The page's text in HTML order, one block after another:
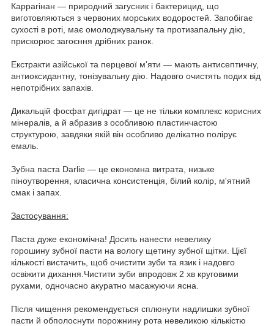
Каррагінан — природний загусник і бактерицид, що
виготовляються з червоних морських водоростей. Запобігає
сухості в роті, має омолоджувальну та протизапальну дію,
прискорює загоєння дрібних ранок.
Екстракти азійської та перцевої м'яти — мають антисептичну,
антиоксидантну, тонізувальну дію. Надовго очистять подих від
непотрібних запахів.
Дикальцій фосфат дигідрат — це не тільки комплекс корисних
мінералів, а й абразив з особливою пластинчастою
структурою, завдяки якій він особливо делікатно полірує
емаль.
Зубна паста Darlie — це економна витрата, низьке
піноутворення, класична консистенція, білий колір, м'ятний
смак і запах.
Застосування:
Паста дуже економічна! Досить нанести невелику
горошину зубної пасти на вологу щетину зубної щітки. Цієї
кількості вистачить, щоб очистити зуби та язик і надовго
освіжити дихання.Чистити зуби впродовж 2 хв круговими
рухами, одночасно акуратно масажуючи ясна.
Після чищення рекомендується сплюнути надлишки зубної
пасти й обполоснути порожнину рота невеликою кількістю